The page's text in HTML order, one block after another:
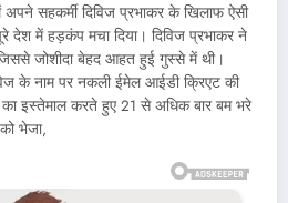
सहकर्मी दिविज प्रभाकर के खिलाफ ऐसी
में हड़कंप मचा दिया। दिविज प्रभाकर ने
जोशीदा बेहद आहत हुई गुस्से में थी।
के नाम पर नकली ईमेल आईडी क्रिएट की
इस्तेमाल करते हुए 21 से अधिक बार बम भरे
भेजा,